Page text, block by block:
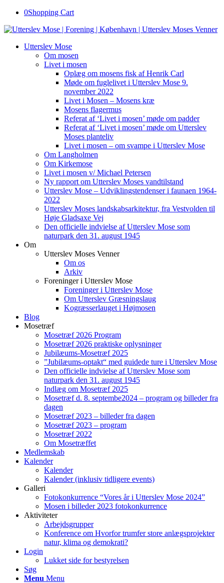
0Shopping Cart
Utterslev Mose
Om mosen
Livet i mosen
Oplæg om mosens fisk af Henrik Carl
Møde om fuglelivet i Utterslev Mose 9.
november 2022
Livet i Mosen – Mosens kræ
Mosens flagermus
Referat af ‘Livet i mosen’ møde om padder
Referat af ‘Livet i mosen’ møde om Utterslev
Moses planteliv
Livet i mosen – om svampe i Utterslev Mose
Om Langholmen
Om Kirkemose
Livet i mosen v/ Michael Petersen
Ny rapport om Utterslev Moses vandtilstand
Utterslev Mose – Udviklingstendenser i faunaen 1964-
2022
Utterslev Moses landskabsarkitektur, fra Vestvolden til
Høje Gladsaxe Vej
Den officielle indvielse af Utterslev Mose som
naturpark den 31. august 1945
Om
Utterslev Moses Venner
Om os
Arkiv
Foreninger i Utterslev Mose
Foreninger i Utterslev Mose
Om Utterslev Græsningslaug
Kogræsserlauget i Højmosen
Blog
Mosetræf
Mosetræf 2026 Program
Mosetræf 2026 praktiske oplysninger
Jubilæums-Mosetræf 2025
”Jubilæums-optakt“ med guidede ture i Utterslev Mose
Den officielle indvielse af Utterslev Mose som
naturpark den 31. august 1945
Indlæg om Mosetræf 2025
Mosetræf d. 8. septembe2024 – program og billeder fra
dagen
Mosetræf 2023 – billeder fra dagen
Mosetræf 2023 – program
Mosetræf 2022
Om Mosetræffet
Medlemskab
Kalender
Kalender
Kalender (inklusiv tidligere events)
Galleri
Fotokonkurrence “Vores år i Utterslev Mose 2024”
Mosen i billeder 2023 fotokonkurrence
Aktiviteter
Arbejdsgrupper
Konference om Hvorfor trumfer store anlægsprojekter
natur, klima og demokrati?
Login
Lukket side for bestyrelsen
Søg
Menu Menu